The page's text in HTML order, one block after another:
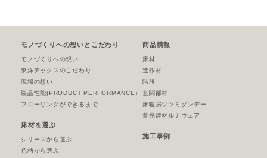
モノづくりへの想いとこだわり
モノづくりへの想い
東洋テックスのこだわり
現場の想い
製品性能(PRODUCT PERFORMANCE)
フローリングができるまで
床材を選ぶ
シリーズから選ぶ
色柄から選ぶ
商品情報
床材
造作材
階段
玄関部材
床暖房ツツミダンデー
蓄光建材ルナウェア
施工事例